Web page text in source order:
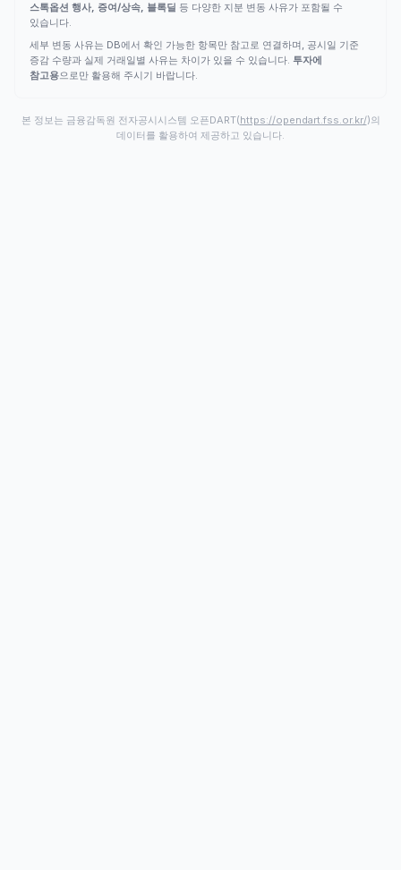
스톡옵션 행사, 증여/상속, 블록딜 등 다양한 지분 변동 사유가 포함될 수
있습니다.
세부 변동 사유는 DB에서 확인 가능한 항목만 참고로 연결하며, 공시일 기준
증감 수량과 실제 거래일별 사유는 차이가 있을 수 있습니다. 투자에
참고용으로만 활용해 주시기 바랍니다.
본 정보는 금융감독원 전자공시시스템 오픈DART(https://opendart.fss.or.kr/)의
데이터를 활용하여 제공하고 있습니다.